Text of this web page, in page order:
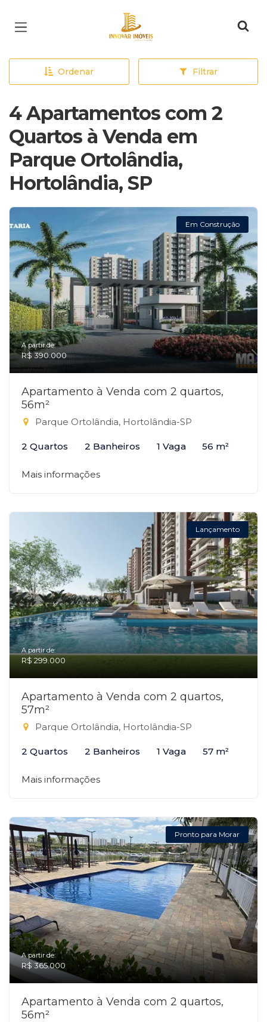
Página inicial
Ordenar Filtrar
4 Apartamentos com 2
Quartos à Venda em
Parque Ortolândia,
Hortolândia, SP
Em Construção
A partir de:
R$ 390.000
Apartamento à Venda com 2 quartos,
56m²
Parque Ortolândia, Hortolândia-SP
2 Quartos 2 Banheiros 1 Vaga 56 m²
Mais informações
Lançamento
A partir de:
R$ 299.000
Apartamento à Venda com 2 quartos,
57m²
Parque Ortolândia, Hortolândia-SP
2 Quartos 2 Banheiros 1 Vaga 57 m²
Mais informações
Pronto para Morar
A partir de:
R$ 365.000
Apartamento à Venda com 2 quartos,
56m²